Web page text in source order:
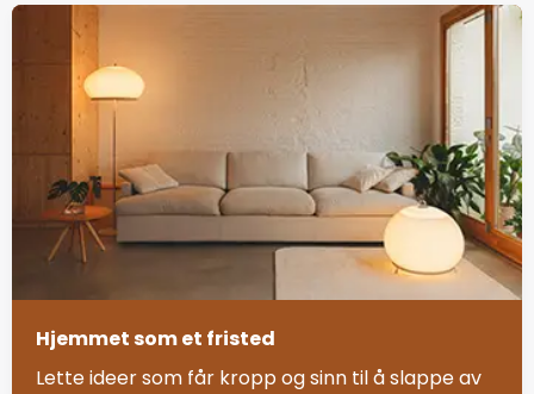
Hjemmet som et fristed
Lette ideer som får kropp og sinn til å slappe av